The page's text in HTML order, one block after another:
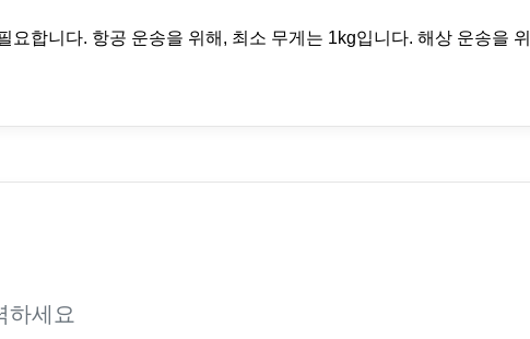
합니다. 항공 운송을 위해, 최소 무게는 1kg입니다. 해상 운송을
하세요